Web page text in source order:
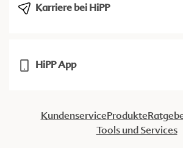
Karriere bei HiPP
HiPP App
KundenserviceProdukte
Tools und Services